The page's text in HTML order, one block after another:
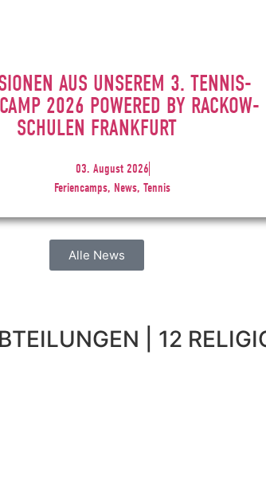
AUS UNSEREM 3. TENNIS-
2026 POWERED BY RACKOW-
SCHULEN FRANKFURT
03. August 2026
Feriencamps, News, Tennis
Alle News
| 12